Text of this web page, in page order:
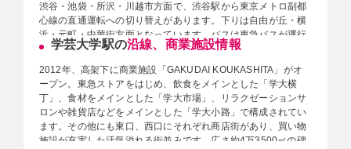
渋谷・池袋・所沢・川越市方面で、渋谷駅から東京メトロ副都
心線の直通運転への切り替えがあります。下りは自由が丘・横
浜・元町・中華街方面となっています。バスは東急バスが運行
していて、恵比寿駅行き、五反田駅行き、用賀駅行きなどがあ
ります。2020年（令和2年）の1日の平均乗降人数は57,308
人。新型コロナウイルス流行の影響もあり、前年度から大幅に
減少しています。（東急電鉄HP ”2020年度乗降人員”より参
考）学芸大学駅校内は、改札とホームを繋ぐエレベーター、エ
スカレーターが設置されており、トイレは1階にあります。
2013年3月から開始された東急東横線と東京メトロ副都心線の
学芸大学駅の沿線、商業施設情報
2012年、高架下に商業施設「GAKUDAI KOUKASHITA」がオ
ープン。東急ストアをはじめ、飲食をメインとした「学大横
丁」、食材をメインとした「学大市場」、リラクゼーションサ
ロンや雑貨店などをメインとした「学大小路」で構成されてい
ます。その他にも東口、西口にそれぞれ商店街があり、買い物
施設が充実した活気溢れる街並みです。広さ約4万3500㎡の碑